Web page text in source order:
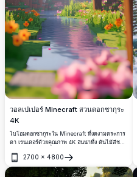
วอลเปเปอร์ Minecraft สวนดอกซากุระ
4K
ไบโอมดอกซากุระใน Minecraft ที่งดงามตระการ
ตา เรนเดอร์ด้วยคุณภาพ 4K อันน่าทึ่ง ต้นไม้สีชมพู
ด้วยดอกไม้หลากสีสันและแสงแดดอบอุ่น สร้างภูมิ
ทัศน์พิกเซลอาร์ตอันมหัศจรรย์
2700 × 4800
เปิด